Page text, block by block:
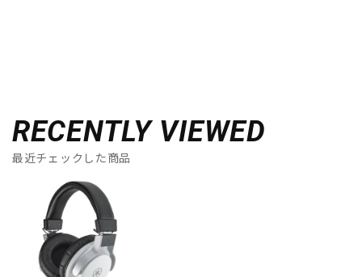
RECENTLY VIEWED
最近チェックした商品